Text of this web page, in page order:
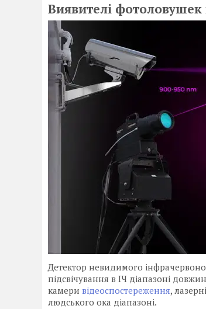
Виявителі
Детектор невидимого
підсвічування в ІЧ діапазоні
камери відеоспостереження, лазерні
людського ока діапазоні.